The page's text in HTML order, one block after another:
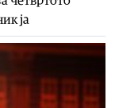
ја